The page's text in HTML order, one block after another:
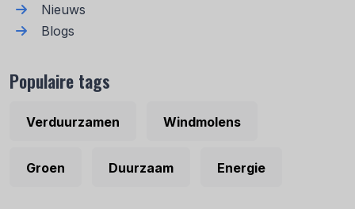
Nieuws
Blogs
Populaire tags
Verduurzamen Windmolens
Groen Duurzaam Energie